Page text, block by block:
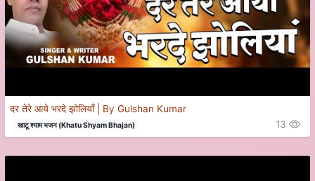
दर तेरे आये भरदे झोलियाँ | By Gulshan Kumar
खाटू श्याम भजन (Khatu Shyam Bhajan) 13